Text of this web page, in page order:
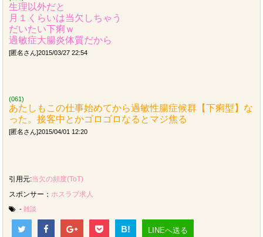
生理以外だと
月１くらいは当欠しちゃう
だいたい下痢ｗ
過敏症大腸炎体質だから
[匿名さん]2015/03/27 22:54
(061)
あたしもこの仕事始めてから過敏性腸症候群【下痢型】な
った。接客中とかゴロゴロなるとマジ焦る
[匿名さん]2015/04/01 12:20
引用元:当欠の頻度(ToT)
スポンサー：ホスラブ求人
-雑談
B! LINEへ送る